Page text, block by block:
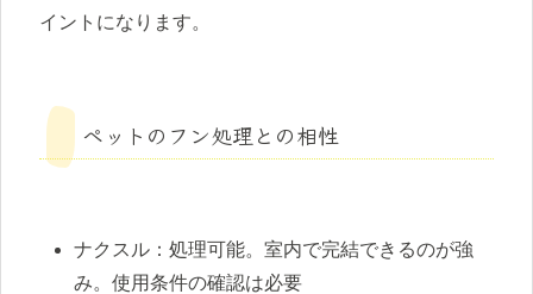
イントになります。
ペットのフン処理との相性
ナクスル：処理可能。室内で完結できるのが強
み。使用条件の確認は必要